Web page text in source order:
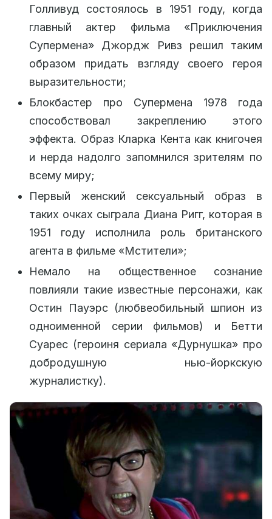
Голливуд состоялось в 1951 году, когда
главный актер фильма «Приключения
Супермена» Джордж Ривз решил таким
образом придать взгляду своего героя
выразительности;
Блокбастер про Супермена 1978 года
способствовал закреплению этого
эффекта. Образ Кларка Кента как книгочея
и нерда надолго запомнился зрителям по
всему миру;
Первый женский сексуальный образ в
таких очках сыграла Диана Ригг, которая в
1951 году исполнила роль британского
агента в фильме «Мстители»;
Немало на общественное сознание
повлияли такие известные персонажи, как
Остин Пауэрс (любвеобильный шпион из
одноименной серии фильмов) и Бетти
Суарес (героиня сериала «Дурнушка» про
добродушную нью-йоркскую
журналистку).